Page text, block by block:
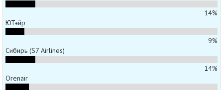
14%
ЮТэйр
9%
Сибирь (S7 Airlines)
14%
Orenair